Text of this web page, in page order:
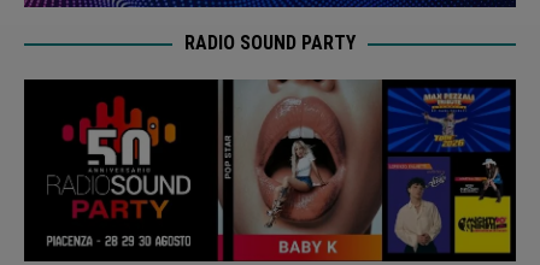
RADIO SOUND PARTY